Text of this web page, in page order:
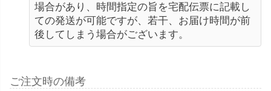
場合があり、時間指定の旨を宅配伝票に記載し
ての発送が可能ですが、若干、お届け時間が前
後してしまう場合がございます。
ご注文時の備考